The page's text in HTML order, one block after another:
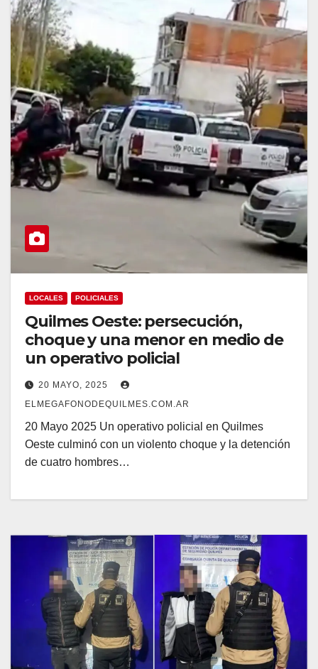
LOCALES POLICIALES
Quilmes Oeste: persecución,
choque y una menor en medio de
un operativo policial
20 MAYO, 2025
ELMEGAFONODEQUILMES.COM.AR
20 Mayo 2025 Un operativo policial en Quilmes
Oeste culminó con un violento choque y la detención
de cuatro hombres…